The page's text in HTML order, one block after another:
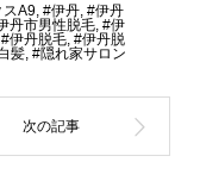
スA9, #伊丹, #伊丹
丹市男性脱毛, #伊
#伊丹脱毛, #伊丹脱
髪, #隠れ家サロン